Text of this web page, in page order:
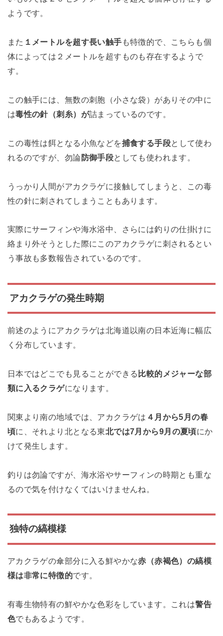
ようです。
また １メートルを超す長い触手 も特徴的で、こちらも個
体によっては２メートルを超すものも存在するようで
す。
この触手には、無数の刺胞（小さな袋）がありその中に
は毒性の針（刺糸）が詰まっているのです。
この毒性は餌となる小魚などを捕食する手段として使わ
れるのですが、勿論 防御手段としても使われます。
うっかり人間がアカクラゲに接触してしまうと、この毒
性の針に刺されてしまうこともあります。
実際にサーフィンや海水浴中、さらには釣りの仕掛けに
絡まり外そうとした際にこのアカクラゲに刺されるとい
う事故も多数報告されているのです。
アカクラゲの発生時期
前述のようにアカクラゲは北海道以南の日本近海に幅広
く分布しています。
日本ではどこでも見ることができる 比較的メジャーな部
類に入るクラゲになります。
関東より南の地域では、アカクラゲは ４月から5月の春
頃に、それより北となる東北では7月から9月の夏頃にか
けて発生します。
釣りは勿論ですが、海水浴やサーフィンの時期とも重な
るので気を付けなくてはいけませんね。
独特の縞模様
アカクラゲの傘部分に入る鮮やかな赤（赤褐色）の縞模
様は非常に特徴的です。
有毒生物特有の鮮やかな色彩をしています。これは警告
色でもあるようです。